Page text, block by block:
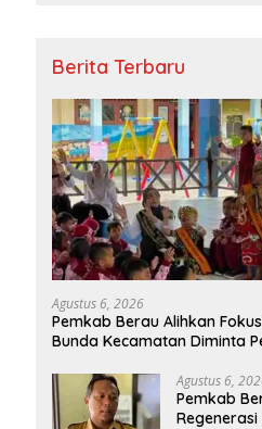
Berita Terbaru
Agustus 6, 2026
Pemkab Berau Alihkan
Bunda Kecamatan Diminta
Agustus 6,
Pemkab